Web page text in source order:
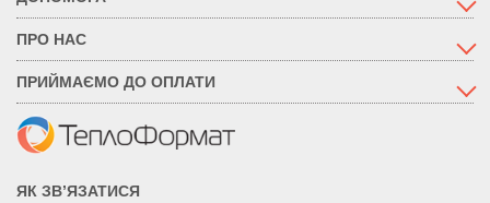
ПРО НАС
ПРИЙМАЄМО ДО ОПЛАТИ
ЯК ЗВ’ЯЗАТИСЯ